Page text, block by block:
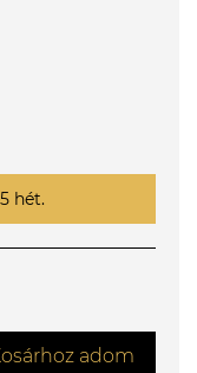
hét.
adom